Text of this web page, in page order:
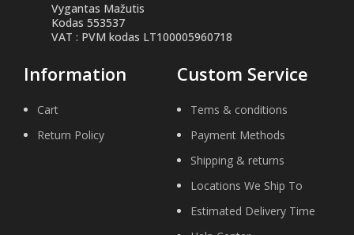
Vygantas Mažutis
Kodas 553537
VAT : PVM kodas LT100005960718
Information
Cart
Return Policy
Custom Service
Tems & conditions
Payment Methods
Shipping & returns
Locations We Ship To
Estimated Delivery Time